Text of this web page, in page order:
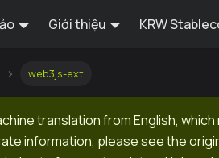
Giới thiệu KRW
web3js-ext
translation from English,
information, please see the